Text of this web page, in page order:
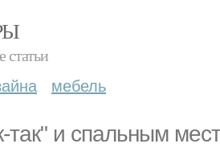
статьи
мебель
так" и спальным